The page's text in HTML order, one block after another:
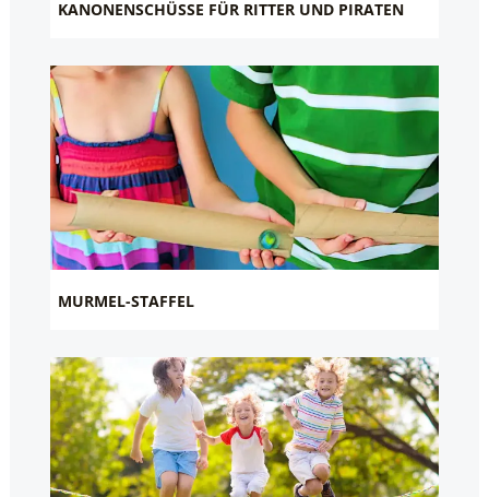
KANONENSCHÜSSE FÜR RITTER UND PIRATEN
MURMEL-STAFFEL